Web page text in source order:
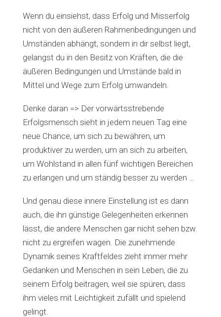
Wenn du einsiehst, dass Erfolg und Misserfolg
nicht von den äußeren Rahmenbedingungen und
Umständen abhängt, sondern in dir selbst liegt,
gelangst du in den Besitz von Kräften, die die
äußeren Bedingungen und Umstände bald in
Mittel und Wege zum Erfolg umwandeln.
Denke daran => Der vorwärtsstrebende
Erfolgsmensch sieht in jedem neuen Tag eine
neue Chance, um sich zu bewähren, um
produktiver zu werden, um an sich zu arbeiten,
um Wohlstand in allen fünf wichtigen Bereichen
zu erlangen und um ständig besser zu werden …
Und genau diese innere Einstellung ist es dann
auch, die ihn günstige Gelegenheiten erkennen
lässt, die andere Menschen gar nicht sehen bzw.
nicht zu ergreifen wagen. Die zunehmende
Dynamik seines Kraftfeldes zieht immer mehr
Gedanken und Menschen in sein Leben, die zu
seinem Erfolg beitragen, weil sie spüren, dass
ihm vieles mit Leichtigkeit zufällt und spielend
gelingt.